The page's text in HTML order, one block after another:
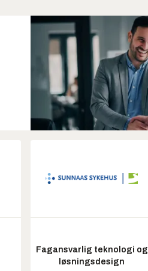
Fagansvarlig teknologi og
løsningsdesign